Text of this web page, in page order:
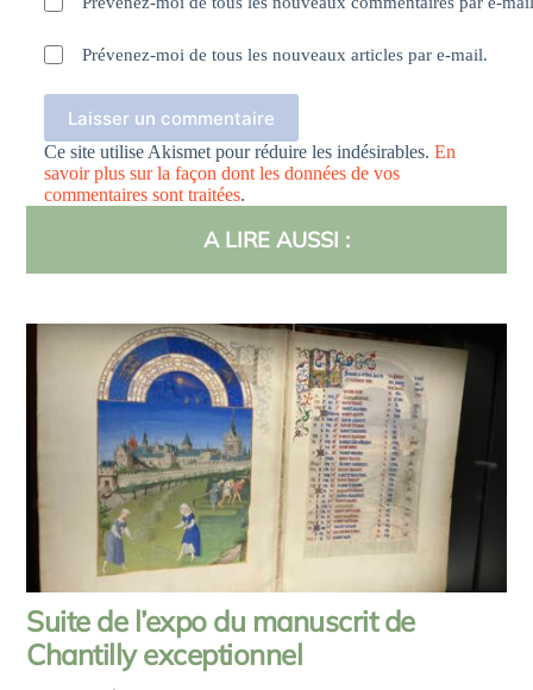
Prévenez-moi de tous les nouveaux articles par e-mail.
Laisser un commentaire
Ce site utilise Akismet pour réduire les indésirables.En
savoir plus sur la façon dont les données de vos
commentaires sont traitées.
A LIRE AUSSI :
Suite de l’expo du manuscrit de
Chantilly exceptionnel